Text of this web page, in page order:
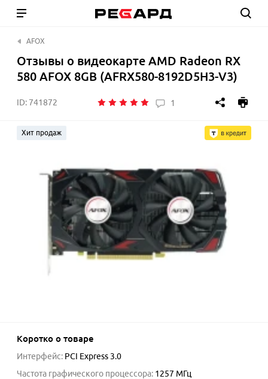
AFOX
Отзывы о видеокарте AMD Radeon RX
580 AFOX 8GB (AFRX580-8192D5H3-V3)
ID: 741872 1
Хит продаж
Коротко о товаре
Интерфейс: PCI Express 3.0
Частота графического процессора: 1257 МГц